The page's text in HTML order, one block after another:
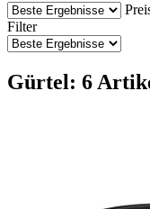
Filter
Gürtel: 6